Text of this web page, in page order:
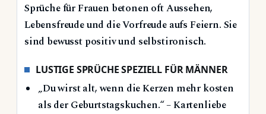
Sprüche für Frauen betonen oft Aussehen,
Lebensfreude und die Vorfreude aufs Feiern. Sie
sind bewusst positiv und selbstironisch.
LUSTIGE SPRÜCHE SPEZIELL FÜR MÄNNER
„Du wirst alt, wenn die Kerzen mehr kosten
als der Geburtstagskuchen.“ – Kartenliebe